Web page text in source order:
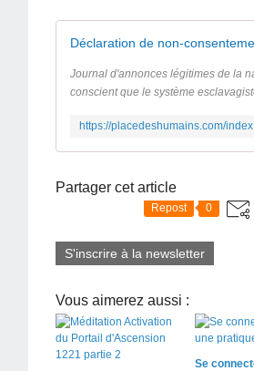
Déclaration de non-
Journal d'annonces légitimes de la
conscient que le système
Partager cet article
Repost 0
S'inscrire à la newsletter
Vous aimerez aussi :
Se